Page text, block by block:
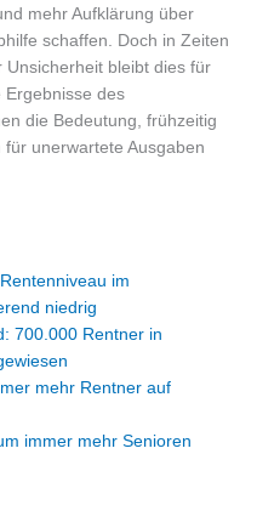
mehr Aufklärung über
schaffen. Doch in Zeiten
Unsicherheit bleibt dies für
Ergebnisse des
die Bedeutung, frühzeitig
unerwartete Ausgaben
im
niedrig
700.000 Rentner in
mehr Rentner auf
immer mehr Senioren